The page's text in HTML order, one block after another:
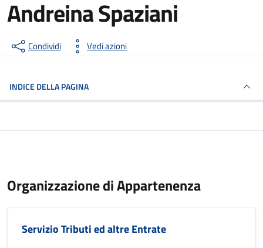
Andreina Spaziani
Condividi Vedi azioni
INDICE DELLA PAGINA
Organizzazione di Appartenenza
Servizio Tributi ed altre Entrate